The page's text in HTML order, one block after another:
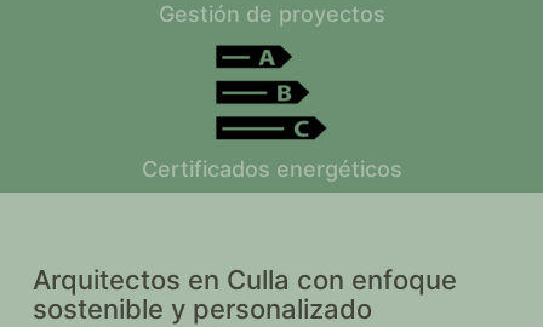
Gestión de proyectos
Certificados energéticos
Arquitectos en Culla con enfoque
sostenible y personalizado